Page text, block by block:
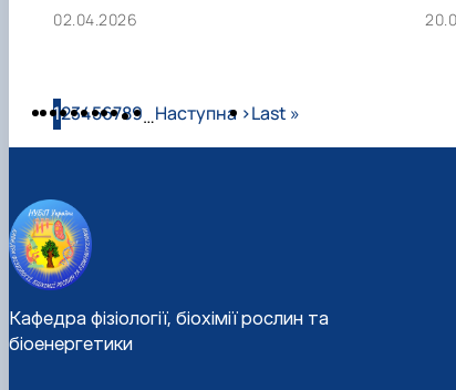
02.04.2026
Розбивка на сторінки
Сторінка
1Сторінка
2Сторінка
3Сторінка
4Сторінка
5Сторінка
6Сторінка
7Сторінка
8Сторінка
9…Наступна сторінка
Наступна ›Остання сторінка
Last »
Кафедра фізіології, біохімії рослин та
біоенергетики